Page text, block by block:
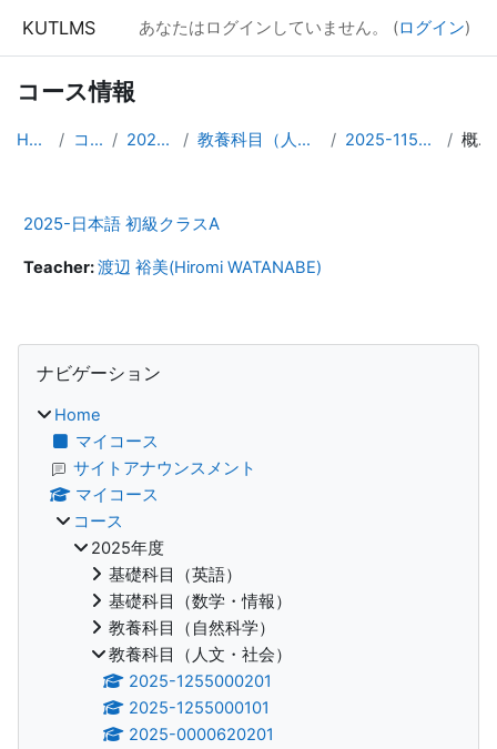
KUTLMS あなたはログインしていません。 (ログイン)
コース情報
Home コース 2025年度 教養科目（人文・社会） 2025-1155000101 概要
2025-日本語 初級クラスA
Teacher:渡辺 裕美(Hiromi WATANABE)
ブロック
ナビゲーション
Home
マイコース
サイトアナウンスメント
マイコース
コース
2025年度
基礎科目（英語）
基礎科目（数学・情報）
教養科目（自然科学）
教養科目（人文・社会）
2025-1255000201
2025-1255000101
2025-0000620201